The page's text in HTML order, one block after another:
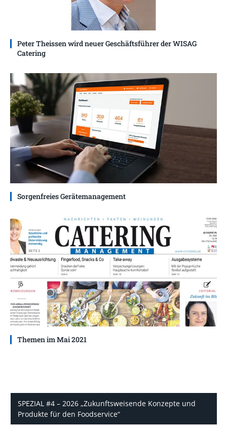
Peter Theissen wird neuer Geschäftsführer der WISAG
Catering
Sorgenfreies Gerätemanagement
Themen im Mai 2021
SPEZIAL #4 – 2026 „Zukunftsweisende Konzepte und
Produkte für den Foodservice“